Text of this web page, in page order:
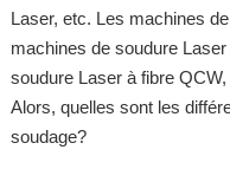
Laser, etc. Les machines
machines de soudure
soudure Laser à fibre
Alors, quelles sont les
soudage?